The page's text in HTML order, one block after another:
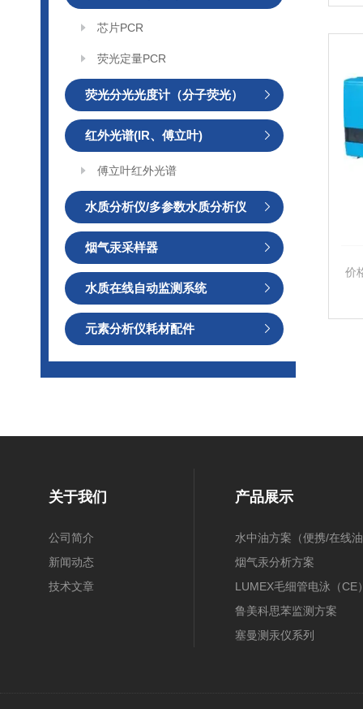
芯片PCR
荧光定量PCR
荧光分光光度计（分子荧光）
红外光谱(IR、傅立叶)
傅立叶红外光谱
水质分析仪/多参数水质分析仪
烟气汞采样器
水质在线自动监测系统
元素分析仪耗材配件
价
关于我们
公司简介
新闻动态
技术文章
产品展示
水中油方案（便携/在线油
膜/在线）
烟气汞分析方案
（30B/CEMS/OH）
LUMEX毛细管电泳（CE
鲁美科思苯监测方案
塞曼测汞仪系列